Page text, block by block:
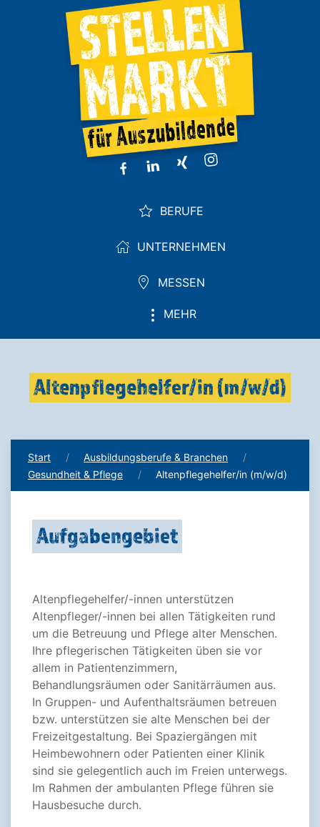
BERUFE
UNTERNEHMEN
MESSEN
MEHR
Altenpflegehelfer/in (m/w/d)
Start
Ausbildungsberufe & Branchen
Gesundheit & Pflege
Altenpflegehelfer/in (m/w/d)
Aufgabengebiet
Altenpflegehelfer/-innen unterstützen
Altenpfleger/-innen bei allen Tätigkeiten rund
um die Betreuung und Pflege alter Menschen.
Ihre pflegerischen Tätigkeiten üben sie vor
allem in Patientenzimmern,
Behandlungsräumen oder Sanitärräumen aus.
In Gruppen- und Aufenthaltsräumen betreuen
bzw. unterstützen sie alte Menschen bei der
Freizeitgestaltung. Bei Spaziergängen mit
Heimbewohnern oder Patienten einer Klinik
sind sie gelegentlich auch im Freien unterwegs.
Im Rahmen der ambulanten Pflege führen sie
Hausbesuche durch.